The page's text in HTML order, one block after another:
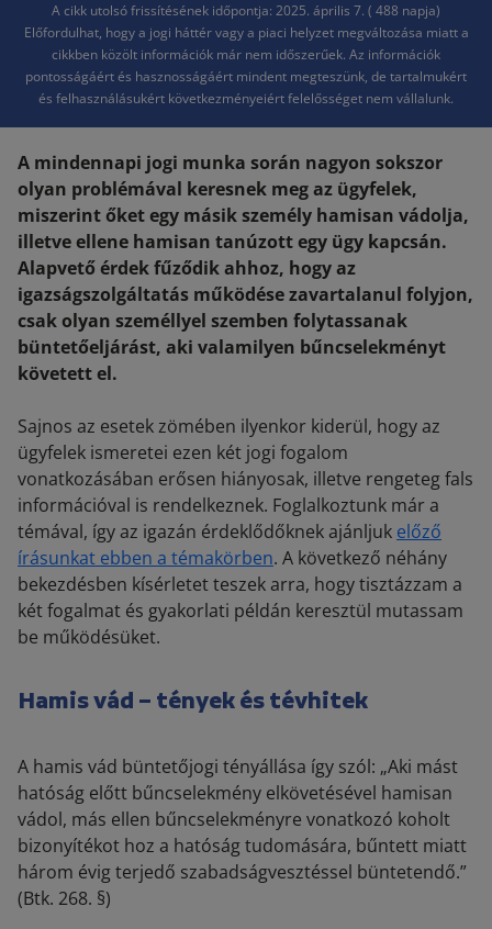
A cikk utolsó frissítésének időpontja: 2025. április 7. ( 488 napja)
Előfordulhat, hogy a jogi háttér vagy a piaci helyzet megváltozása miatt a
cikkben közölt információk már nem időszerűek. Az információk
pontosságáért és hasznosságáért mindent megteszünk, de tartalmukért
és felhasználásukért következményeiért felelősséget nem vállalunk.
A mindennapi jogi munka során nagyon sokszor
olyan problémával keresnek meg az ügyfelek,
miszerint őket egy másik személy hamisan vádolja,
illetve ellene hamisan tanúzott egy ügy kapcsán.
Alapvető érdek fűződik ahhoz, hogy az
igazságszolgáltatás működése zavartalanul folyjon,
csak olyan személlyel szemben folytassanak
büntetőeljárást, aki valamilyen bűncselekményt
követett el.
Sajnos az esetek zömében ilyenkor kiderül, hogy az
ügyfelek ismeretei ezen két jogi fogalom
vonatkozásában erősen hiányosak, illetve rengeteg fals
információval is rendelkeznek. Foglalkoztunk már a
témával, így az igazán érdeklődőknek ajánljuk előző
írásunkat ebben a témakörben. A következő néhány
bekezdésben kísérletet teszek arra, hogy tisztázzam a
két fogalmat és gyakorlati példán keresztül mutassam
be működésüket.
Hamis vád – tények és tévhitek
A hamis vád büntetőjogi tényállása így szól: „Aki mást
hatóság előtt bűncselekmény elkövetésével hamisan
vádol, más ellen bűncselekményre vonatkozó koholt
bizonyítékot hoz a hatóság tudomására, bűntett miatt
három évig terjedő szabadságvesztéssel büntetendő.”
(Btk. 268. §)